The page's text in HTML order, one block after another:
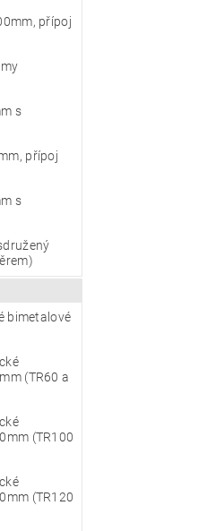
přípoj
s
přípoj
s
bimetalové
(TR60 a
(TR100
(TR120